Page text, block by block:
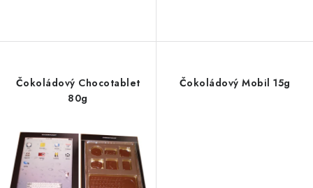
Čokoládový Chocotablet
80g
Čokoládový Mobil 15g